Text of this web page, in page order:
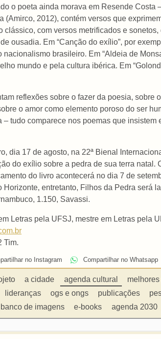
o poeta ainda morava em Resende
(Amirco, 2012), contém versos que
clássico, com versos metrificados e
ousadia. Em “Canção do exílio”, por
brasileiro. Em “Aldeia de
mundo e pela cultura ibérica. Em
reflexões sobre o fazer da poesia, sobre
o amor como elemento poroso do ser
tudo comparece nos poemas que
dia 17 de agosto, na 22ª Bienal
do exílio sobre a pedra de sua terra
do livro acontecerá no dia 7 de
entretanto, Filhos da Pedra será
1.150, Savassi.
Letras pela UFSJ, mestre em Letras pela
Tim.
no Instagram Compartilhar no Whatsapp
a cidade agenda cultural
lideranças ogs e ongs publicações
banco de imagens e-books agenda 2030